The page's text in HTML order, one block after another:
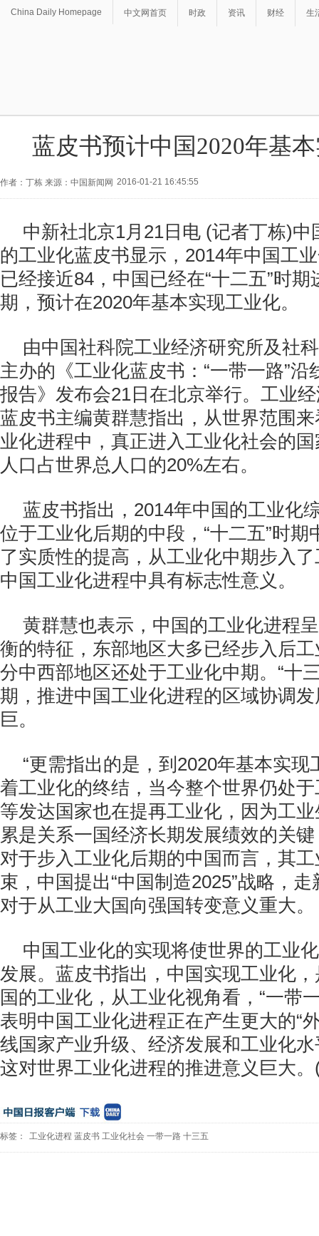
China Daily Homepage 中文网首页 时政 资讯 财经 生
蓝皮书预计中国2020年基
作者：丁栋 来源：中国新闻网 2016-01-21 16:45:55
中新社北京1月21日电 (记者丁栋)中
的工业化蓝皮书显示，2014年中国工
已经接近84，中国已经在“十二五”时
期，预计在2020年基本实现工业化。
由中国社科院工业经济研究所及社
主办的《工业化蓝皮书：“一带一路”沿
报告》发布会21日在北京举行。工业
蓝皮书主编黄群慧指出，从世界范围
业化进程中，真正进入工业化社会的
人口占世界总人口的20%左右。
蓝皮书指出，2014年中国的工业化
位于工业化后期的中段，“十二五”时期
了实质性的提高，从工业化中期步入
中国工业化进程中具有标志性意义。
黄群慧也表示，中国的工业化进程
衡的特征，东部地区大多已经步入后
分中西部地区还处于工业化中期。“十
期，推进中国工业化进程的区域协调
巨。
“更需指出的是，到2020年基本实现
着工业化的终结，当今整个世界仍处
等发达国家也在提再工业化，因为工
累是关系一国经济长期发展绩效的关
对于步入工业化后期的中国而言，其
束，中国提出“中国制造2025”战略，
对于从工业大国向强国转变意义重大。
中国工业化的实现将使世界的工业
发展。蓝皮书指出，中国实现工业化
国的工业化，从工业化视角看，“一带
表明中国工业化进程正在产生更大的“
线国家产业升级、经济发展和工业化
这对世界工业化进程的推进意义巨大
标签： 工业化进程 蓝皮书 工业化社会 一带一路 十三五